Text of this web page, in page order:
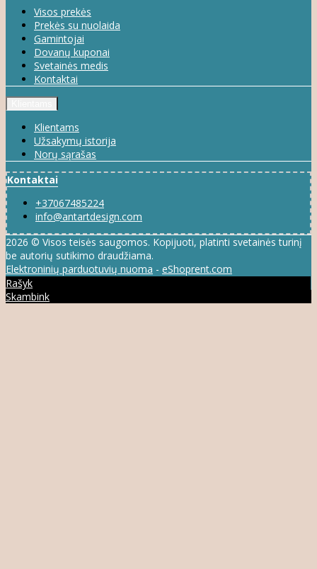
Visos prekės
Prekės su nuolaida
Gamintojai
Dovanų kuponai
Svetainės medis
Kontaktai
Klientams
Užsakymų istorija
Norų sąrašas
Kontaktai
+37067485224
info@antartdesign.com
2026 © Visos teisės saugomos. Kopijuoti, platinti svetainės turinį
be autorių sutikimo draudžiama.
Elektroninių parduotuvių nuoma - eShoprent.com
Rašyk
Skambink